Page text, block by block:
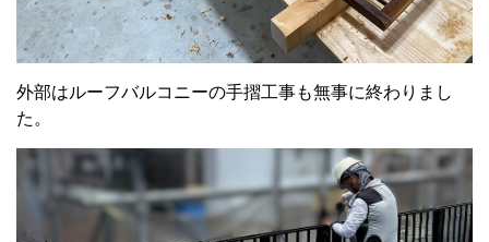
外部はルーフバルコニーの手摺工事も無事に終わりまし
た。